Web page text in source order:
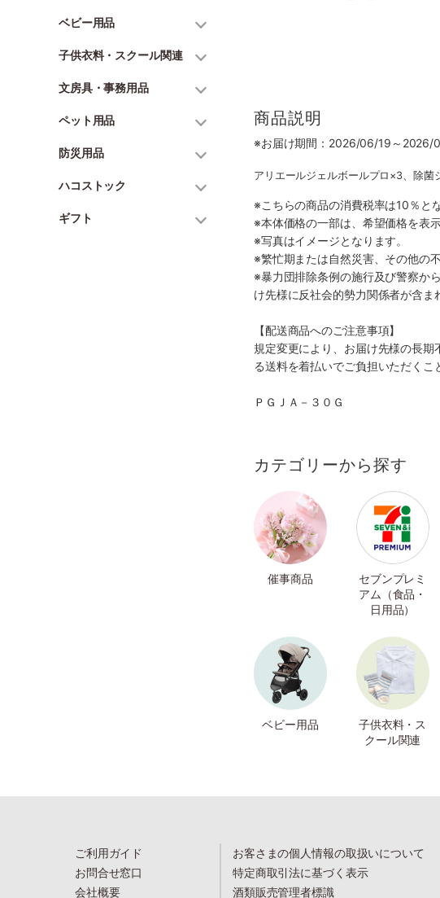
ベビー用品
子供衣料・スクール関連
文房具・事務用品
ペット用品
防災用品
ハコストック
ギフト
商品説明
※お届け期間：2026/06/19～2026/
アリエールジェルボールプロ×3、除菌
※こちらの商品の消費税率は10％と
※本体価格の一部は、希望価格を表
※写真はイメージとなります。
※繁忙期または自然災害、その他の
※暴力団排除条例の施行及び警察か
け先様に反社会的勢力関係者が含ま
【配送商品へのご注意事項】
規定変更により、お届け先様の長
る送料を着払いでご負担いただくこ
ＰＧＪＡ－３０Ｇ
カテゴリーから探す
催事商品
セブンプレミ
アム（食品・
日用品）
ベビー用品
子供衣料・ス
クール関連
ご利用ガイド
お問合せ窓口
会社概要
お客さまの個人情報の取扱いについて
特定商取引法に基づく表示
酒類販売管理者標識